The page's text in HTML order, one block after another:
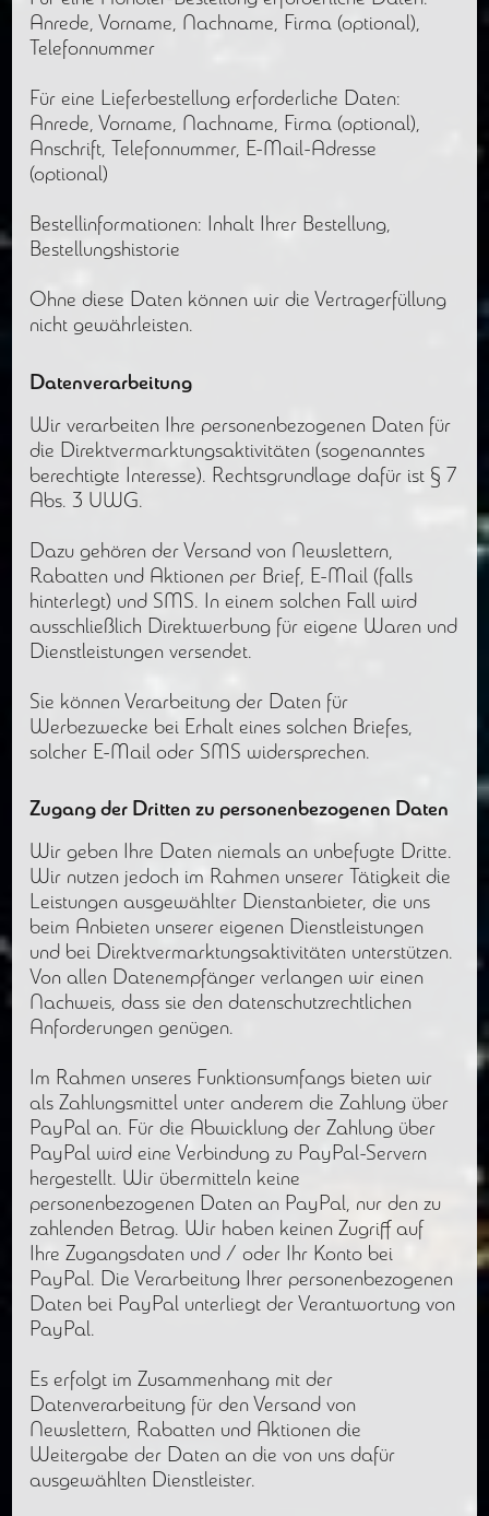
Anrede, Vorname, Nachname, Firma (optional),
Telefonnummer
Für eine Lieferbestellung erforderliche Daten:
Anrede, Vorname, Nachname, Firma (optional),
Anschrift, Telefonnummer, E-Mail-Adresse
(optional)
Bestellinformationen: Inhalt Ihrer Bestellung,
Bestellungshistorie
Ohne diese Daten können wir die Vertragerfüllung
nicht gewährleisten.
Datenverarbeitung
Wir verarbeiten Ihre personenbezogenen Daten für
die Direktvermarktungsaktivitäten (sogenanntes
berechtigte Interesse). Rechtsgrundlage dafür ist § 7
Abs. 3 UWG.
Dazu gehören der Versand von Newslettern,
Rabatten und Aktionen per Brief, E-Mail (falls
hinterlegt) und SMS. In einem solchen Fall wird
ausschließlich Direktwerbung für eigene Waren und
Dienstleistungen versendet.
Sie können Verarbeitung der Daten für
Werbezwecke bei Erhalt eines solchen Briefes,
solcher E-Mail oder SMS widersprechen.
Zugang der Dritten zu personenbezogenen Daten
Wir geben Ihre Daten niemals an unbefugte Dritte.
Wir nutzen jedoch im Rahmen unserer Tätigkeit die
Leistungen ausgewählter Dienstanbieter, die uns
beim Anbieten unserer eigenen Dienstleistungen
und bei Direktvermarktungsaktivitäten unterstützen.
Von allen Datenempfänger verlangen wir einen
Nachweis, dass sie den datenschutzrechtlichen
Anforderungen genügen.
Im Rahmen unseres Funktionsumfangs bieten wir
als Zahlungsmittel unter anderem die Zahlung über
PayPal an. Für die Abwicklung der Zahlung über
PayPal wird eine Verbindung zu PayPal-Servern
hergestellt. Wir übermitteln keine
personenbezogenen Daten an PayPal, nur den zu
zahlenden Betrag. Wir haben keinen Zugriff auf
Ihre Zugangsdaten und / oder Ihr Konto bei
PayPal. Die Verarbeitung Ihrer personenbezogenen
Daten bei PayPal unterliegt der Verantwortung von
PayPal.
Es erfolgt im Zusammenhang mit der
Datenverarbeitung für den Versand von
Newslettern, Rabatten und Aktionen die
Weitergabe der Daten an die von uns dafür
ausgewählten Dienstleister.